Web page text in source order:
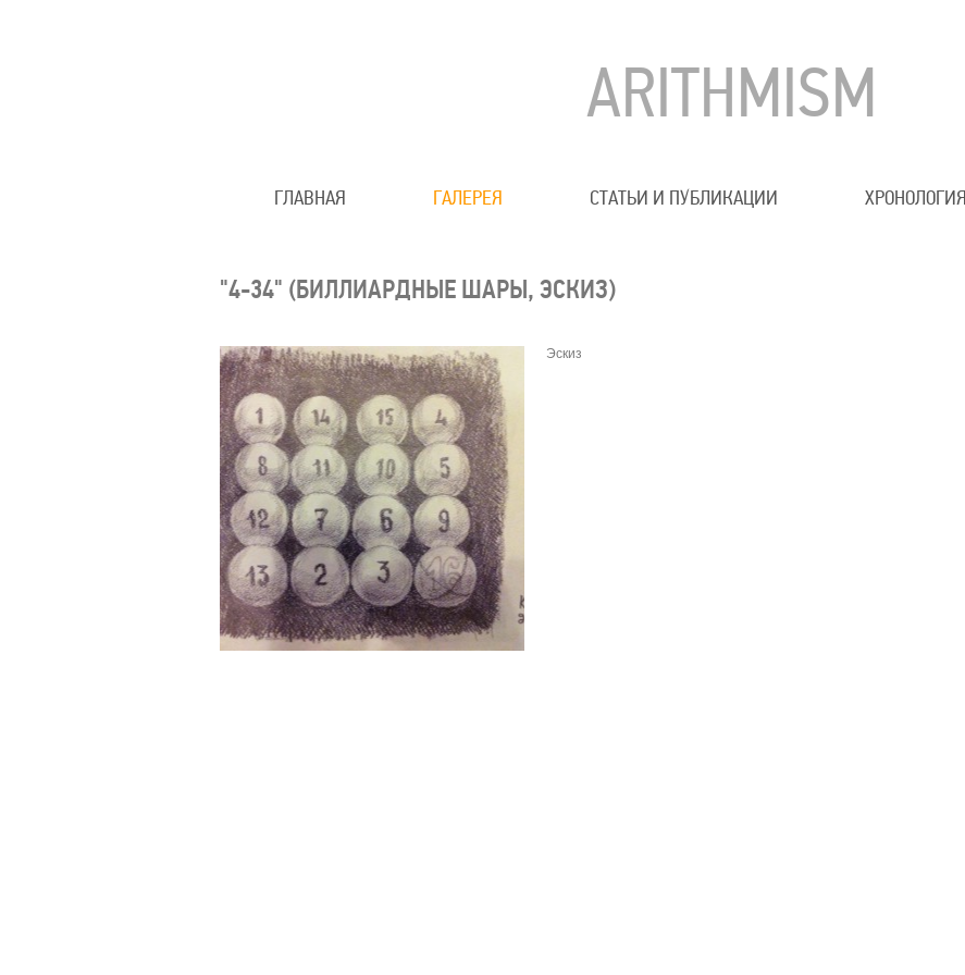
ARITHMISM
ГЛАВНАЯ ГАЛЕРЕЯ СТАТЬИ И ПУБЛИКАЦИИ ХРОНОЛОГИЯ
"4-34" (БИЛЛИАРДНЫЕ ШАРЫ, ЭСКИЗ)
Эскиз